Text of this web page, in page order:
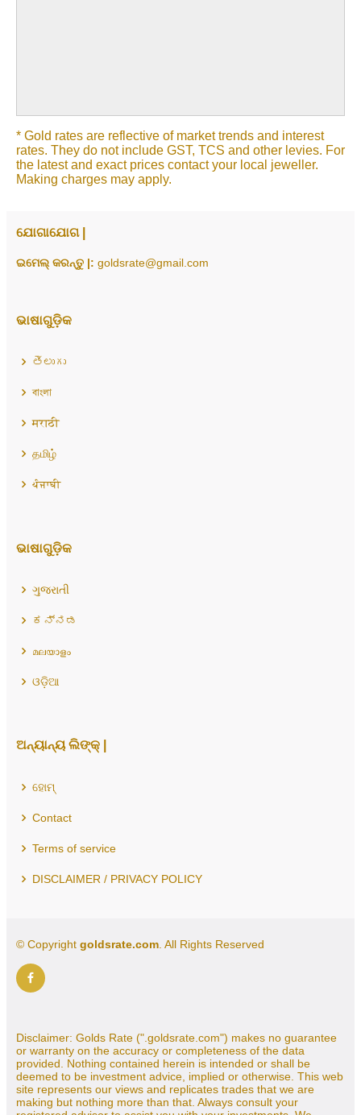
* Gold rates are reflective of market trends and interest
rates. They do not include GST, TCS and other levies. For
the latest and exact prices contact your local jeweller.
Making charges may apply.
ଯୋଗାଯୋଗ |
ଇମେଲ୍ କରନ୍ତୁ |: goldsrate@gmail.com
ଭାଷାଗୁଡ଼ିକ
తెలుగు
বাংলা
मराठी
தமிழ்
ਪੰਜਾਬੀ
ଭାଷାଗୁଡ଼ିକ
ગુજરાતી
ಕನ್ನಡ
മലയാളം
ଓଡ଼ିଆ
ଅନ୍ୟାନ୍ୟ ଲିଙ୍କ୍ |
ହୋମ୍
Contact
Terms of service
DISCLAIMER / PRIVACY POLICY
© Copyright goldsrate.com . All Rights Reserved
Disclaimer: Golds Rate (".goldsrate.com") makes no guarantee
or warranty on the accuracy or completeness of the data
provided. Nothing contained herein is intended or shall be
deemed to be investment advice, implied or otherwise. This web
site represents our views and replicates trades that we are
making but nothing more than that. Always consult your